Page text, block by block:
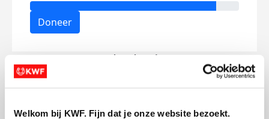
Welkom bij KWF. Fijn dat je onze website bezoekt.
Doneer
Derk's badges